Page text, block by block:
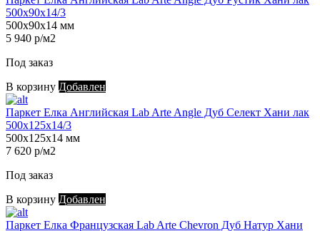
500х90х14/3
500х90х14 мм
5 940 р/м2
Под заказ
В корзину Добавлен
Паркет Елка Английская Lab Arte Angle Дуб Селект Хани лак
500х125х14/3
500х125х14 мм
7 620 р/м2
Под заказ
В корзину Добавлен
Паркет Елка Французская Lab Arte Chevron Дуб Натур Хани